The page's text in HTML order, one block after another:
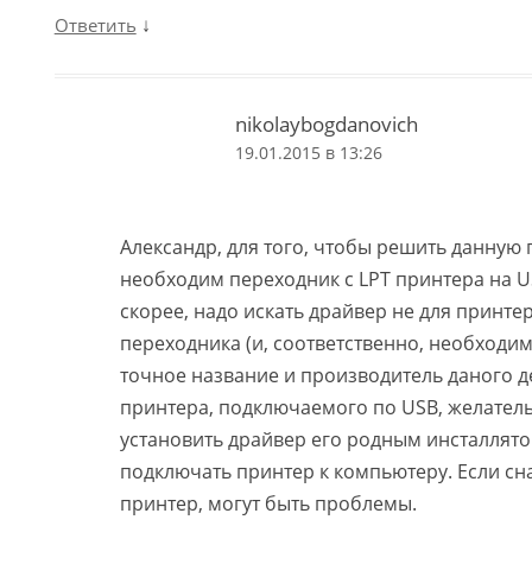
Ответить ↓
nikolaybogdanovich
19.01.2015 в 13:26
Александр, для того, чтобы решить
необходим переходник с LPT принтера на
скорее, надо искать драйвер не для
переходника (и, соответственно,
точное название и производитель даного
принтера, подключаемого по USB,
установить драйвер его родным
подключать принтер к компьютеру. Если
принтер, могут быть проблемы.